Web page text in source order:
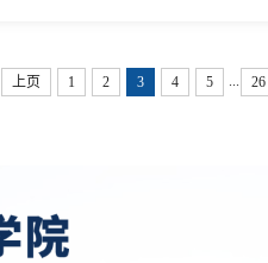
上页 1 2 3 4 5 ... 26